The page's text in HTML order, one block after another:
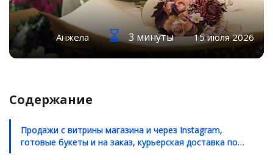
Анжела 3 минуты 15 июля 2026
Содержание
Продажи с витрины магазина и через Instagram,
готовые букеты и на заказ, курьерская доставка по